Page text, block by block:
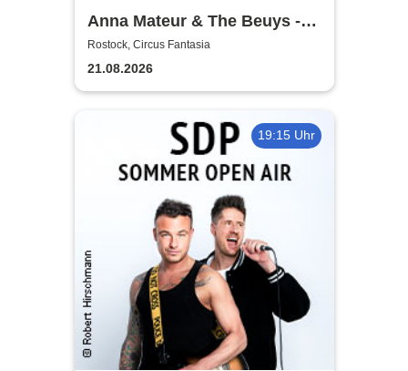
Anna Mateur & The Beuys -
Kaoshüter
Rostock, Circus Fantasia
21.08.2026
19:15 Uhr